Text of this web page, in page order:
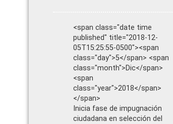
<span class="date time
published" title="2018-12-
05T15:25:55-0500"><span
class="day">5</span> <span
class="month">Dic</span>
<span
class="year">2018</span>
</span>
Inicia fase de impugnación
ciudadana en selección del